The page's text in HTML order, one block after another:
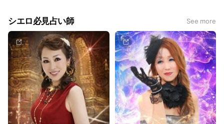
シエロ必見占い師 See more